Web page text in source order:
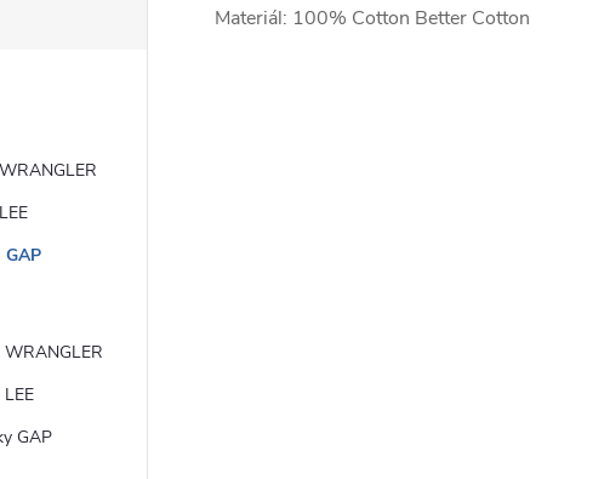
GAP
Materiál: 100% Cotton Better Cotton